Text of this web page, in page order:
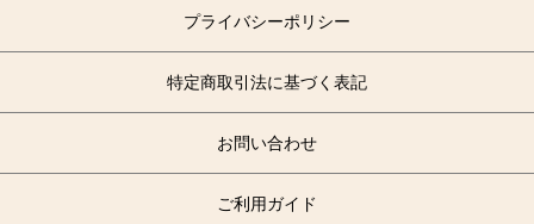
プライバシーポリシー
特定商取引法に基づく表記
お問い合わせ
ご利用ガイド